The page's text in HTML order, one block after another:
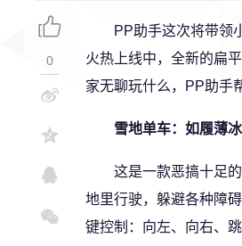
PP助手这次将带领
火热上线中，全新的扁
家无聊玩什么，PP助手
雪地单车：如履薄冰
这是一款恶搞十足
地里行驶，躲避各种障
键控制：向左、向右、
0